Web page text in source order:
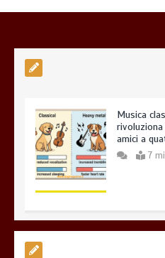
Musica
amici a
7
Esistono